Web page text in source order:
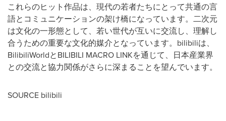
これらのヒット作品は、現代の若者たちにとって共通の言
語とコミュニケーションの架け橋になっています。二次元
は文化の一形態として、若い世代が互いに交流し、理解し
合うための重要な文化的媒介となっています。bilibiliは、
BilibiliWorldとBILIBILI MACRO LINKを通じて、日本産業界
との交流と協力関係がさらに深まることを望んでいます。
SOURCE bilibili